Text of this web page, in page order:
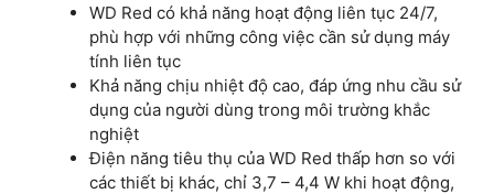
WD Red có khả năng hoạt động liên tục 24/7,
phù hợp với những công việc cần sử dụng máy
tính liên tục
Khả năng chịu nhiệt độ cao, đáp ứng nhu cầu sử
dụng của người dùng trong môi trường khắc
nghiệt
Điện năng tiêu thụ của WD Red thấp hơn so với
các thiết bị khác, chỉ 3,7 – 4,4 W khi hoạt động,